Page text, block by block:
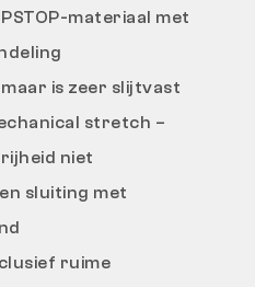
materiaal met
is zeer slijtvast
stretch –
niet
sluiting met
ruime